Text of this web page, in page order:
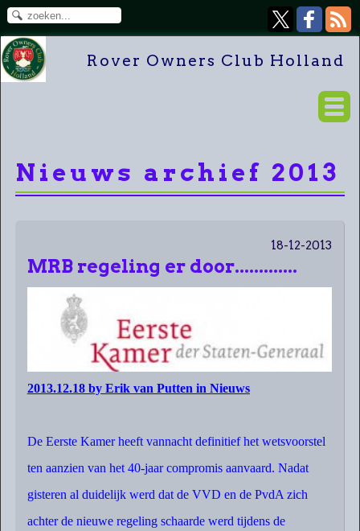
Rover Owners Club Holland
Nieuws archief 2013
18-12-2013
MRB regeling er door.............
2013.12.18 by Erik van Putten in Nieuws
De Eerste Kamer heeft vannacht definitief het wetsvoorstel
ten aanzien van het 40-jaar compromis aanvaard. Nadat
gisteren al duidelijk werd dat de VVD en de PvdA zich
achter de nieuwe regeling schaarde werd tijdens de